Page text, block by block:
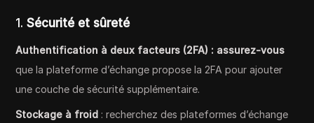
1.Sécurité et sûreté
Authentification à deux facteurs (2FA) : assurez-vous
que la plateforme d’échange propose la 2FA pour ajouter
une couche de sécurité supplémentaire.
Stockage à froid : recherchez des plateformes d’échange